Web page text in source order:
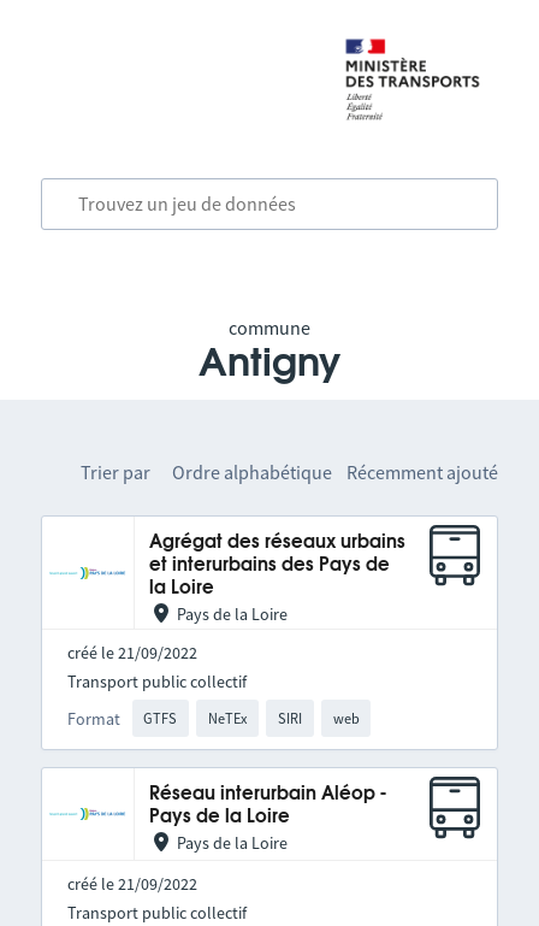
commune
Antigny
Trier par Ordre alphabétique Récemment ajouté
Agrégat des réseaux urbains
et interurbains des Pays de
la Loire
Pays de la Loire
créé le 21/09/2022
Format GTFS NeTEx SIRI web
Transport public collectif
Réseau interurbain Aléop -
Pays de la Loire
Pays de la Loire
créé le 21/09/2022
Transport public collectif